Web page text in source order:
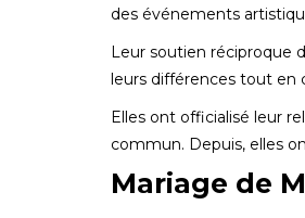
des événements
Leur soutien réciproque
leurs différences tout en
Elles ont officialisé leur
commun. Depuis, elles
Mariage de